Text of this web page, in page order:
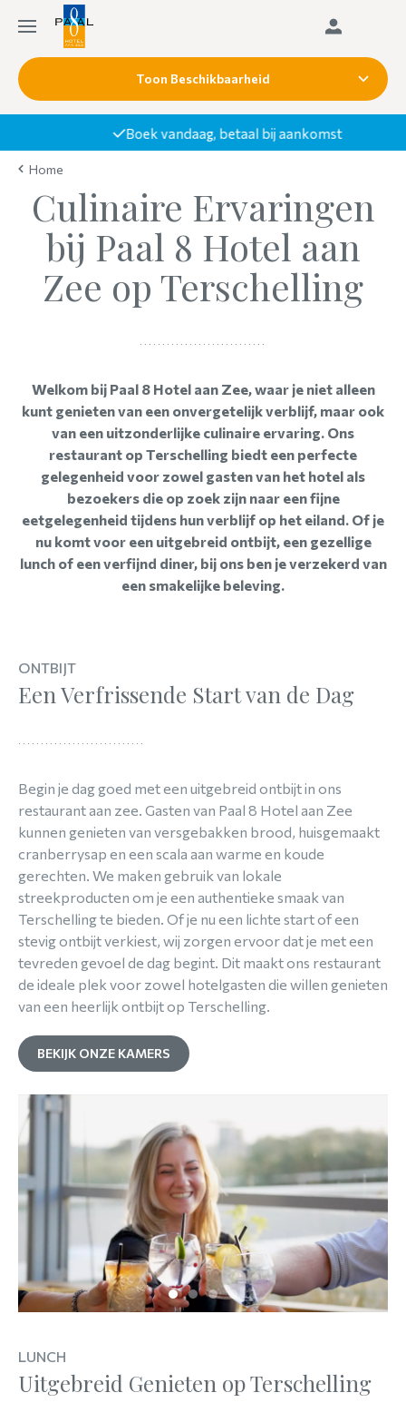
Toon Beschikbaarheid
Boek vandaag, betaal bij aankomst
Home
Culinaire Ervaringen
bij Paal 8 Hotel aan
Zee op Terschelling
Welkom bij Paal 8 Hotel aan Zee, waar je niet alleen
kunt genieten van een onvergetelijk verblijf, maar ook
van een uitzonderlijke culinaire ervaring. Ons
restaurant op Terschelling biedt een perfecte
gelegenheid voor zowel gasten van het hotel als
bezoekers die op zoek zijn naar een fijne
eetgelegenheid tijdens hun verblijf op het eiland. Of je
nu komt voor een uitgebreid ontbijt, een gezellige
lunch of een verfijnd diner, bij ons ben je verzekerd van
een smakelijke beleving.
ONTBIJT
Een Verfrissende Start van de Dag
Begin je dag goed met een uitgebreid ontbijt in ons
restaurant aan zee. Gasten van Paal 8 Hotel aan Zee
kunnen genieten van versgebakken brood, huisgemaakt
cranberrysap en een scala aan warme en koude
gerechten. We maken gebruik van lokale
streekproducten om je een authentieke smaak van
Terschelling te bieden. Of je nu een lichte start of een
stevig ontbijt verkiest, wij zorgen ervoor dat je met een
tevreden gevoel de dag begint. Dit maakt ons restaurant
de ideale plek voor zowel hotelgasten die willen genieten
van een heerlijk ontbijt op Terschelling.
BEKIJK ONZE KAMERS
LUNCH
Uitgebreid Genieten op Terschelling